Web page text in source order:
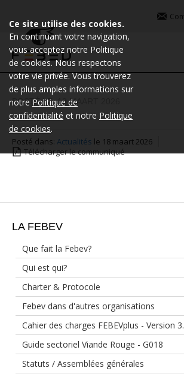
POSTÉ LE: 18 MAART 2026
Posté dans: Actualités le 18 maart 2026
Télécharger le communiqué
LA FEBEV
Que fait la Febev?
Qui est qui?
Charter & Protocole
Febev dans d'autres organisations
Cahier des charges FEBEVplus - Version
Guide sectoriel Viande Rouge - G018
Statuts / Assemblées générales
Ce site utilise des cookies.
En continuant votre navigation,
vous acceptez notre Politique
de cookies. Nous respectons
votre vie privée. Vous trouverez
de plus amples informations sur
notre Politique de
confidentialité et notre Politique
de cookies.